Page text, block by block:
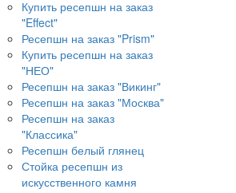
Купить ресепшн на заказ
"Effect"
Ресепшн на заказ "Prism"
Купить ресепшн на заказ
"НЕО"
Ресепшн на заказ "Викинг"
Ресепшн на заказ "Москва"
Ресепшн на заказ
"Классика"
Ресепшн белый глянец
Стойка ресепшн из
искусственного камня